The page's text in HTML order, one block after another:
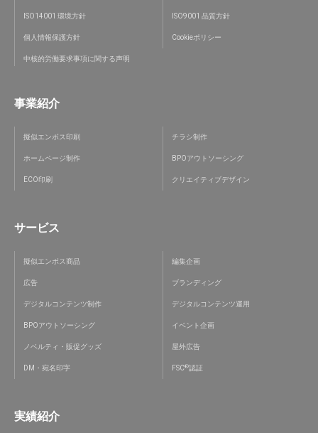
ISO14001 環境方針 ISO9001 品質方針
個人情報保護方針 Cookieポリシー
中核的労働要求事項に関する声明
事業紹介
擬似エンボス印刷 チラシ制作
ホームページ制作 BPOアウトソーシング
ECO印刷 クリエイティブデザイン
サービス
擬似エンボス商品 編集企画
広告 ブランディング
デジタルコンテンツ制作 デジタルコンテンツ運用
BPOアウトソーシング イベント企画
ノベルティ・販促グッズ 屋外広告
DM・宛名印字 FSC®認証
実績紹介